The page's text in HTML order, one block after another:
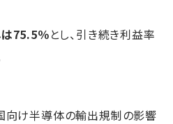
75.5％とし、引き続き利益率
向け半導体の輸出規制の影響